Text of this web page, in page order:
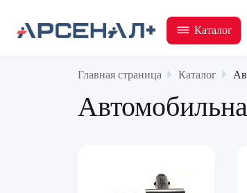
Каталог
Главная страница Каталог